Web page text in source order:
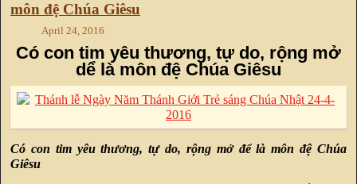
môn đệ Chúa Giêsu
April 24, 2016
Có con tim yêu thương, tự do, rộng mở
dể là môn đệ Chúa Giêsu
Có con tim yêu thương, tự do, rộng mở để là môn đệ Chúa
Giêsu